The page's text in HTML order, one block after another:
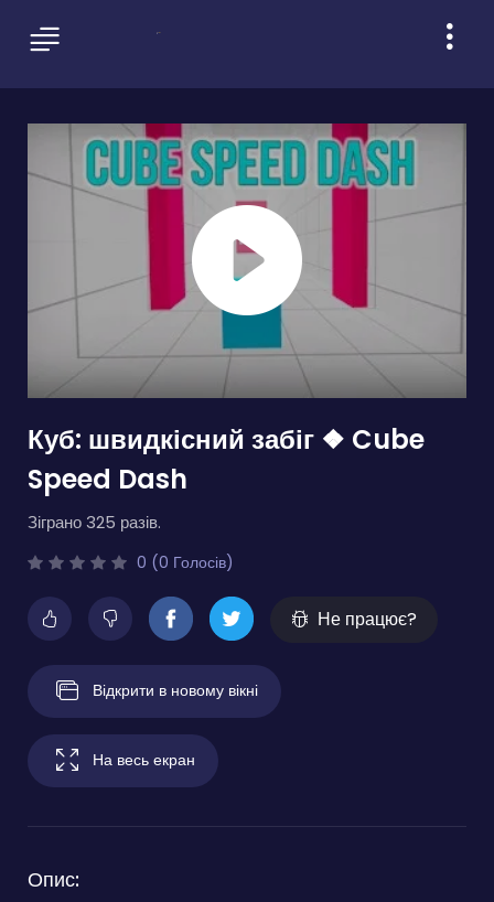
Куб: швидкісний забіг ❖ Cube
Speed Dash
Зіграно 325 разів.
0 (0 Голосів)
Не працює?
Відкрити в новому вікні
На весь екран
Опис: